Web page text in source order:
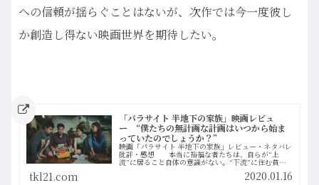
への信頼が揺らぐことはないが、次作では今一度彼し
か創造し得ない映画世界を期待したい。
「パラサイト 半地下の家族」映画レビュ
ー “僕たちの無計画な計画はいつから始ま
っていたのでしょうか？”
映画「パラサイト 半地下の家族」レビュー・ネタバレ
批評・感想 本当に裕福な者たちは、自らが“上
流”に居ること自体の意識がない。“下流”に住む貧し
い者たちの存在などその認識から既に薄く、蔑んでい
tkl21.com 2020.01.16